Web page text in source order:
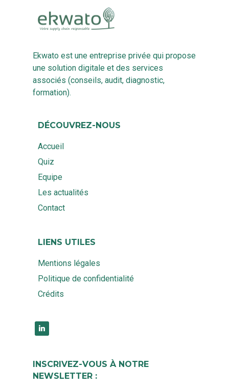
Ekwato est une entreprise privée qui propose
une solution digitale et des services
associés (conseils, audit, diagnostic,
formation).
DÉCOUVREZ-NOUS
Accueil
Quiz
Equipe
Les actualités
Contact
LIENS UTILES
Mentions légales
Politique de confidentialité
Crédits
linkedin
INSCRIVEZ-VOUS À NOTRE
NEWSLETTER :